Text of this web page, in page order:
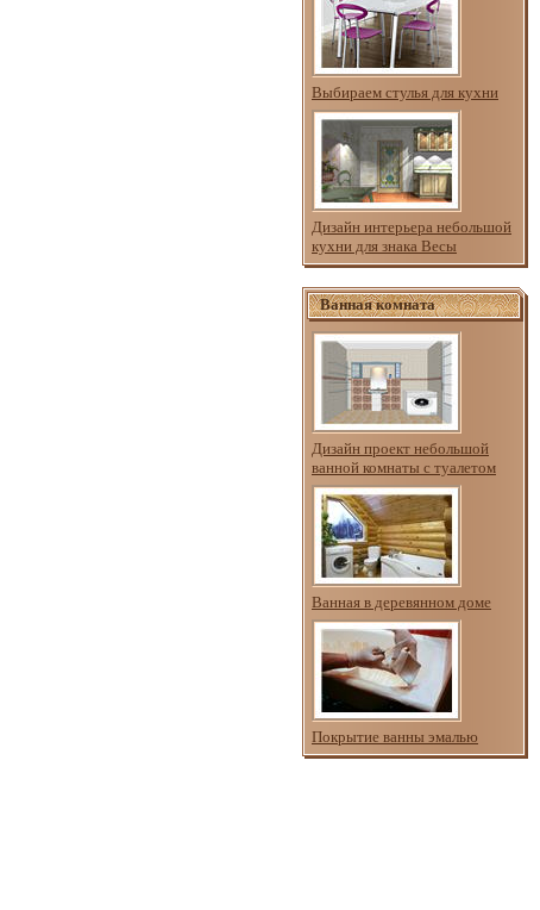
Выбираем стулья для кухни
Дизайн интерьера небольшой
кухни для знака Весы
Ванная комната
Дизайн проект небольшой
ванной комнаты с туалетом
Ванная в деревянном доме
Покрытие ванны эмалью